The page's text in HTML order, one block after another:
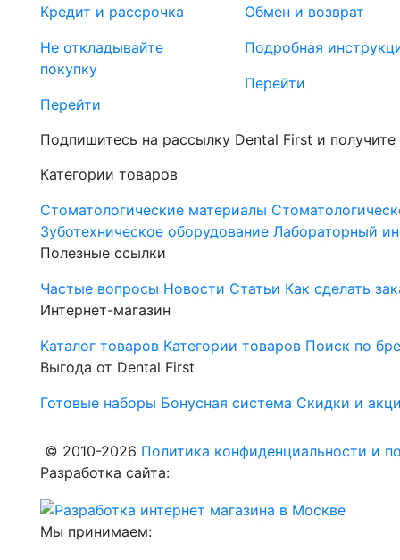
Кредит и рассрочка
Не откладывайте
покупку
Перейти
Обмен и возврат
Подробная
Перейти
Подпишитесь на рассылку Dental First и
Категории товаров
Стоматологические материалы
Зуботехническое оборудование Лабораторный
Полезные ссылки
Частые вопросы Новости Статьи Как сделать
Интернет-магазин
Каталог товаров Категории товаров Поиск по
Выгода от Dental First
Готовые наборы Бонусная система Скидки и
© 2010-2026 Политика конфиденциальности и
Разработка сайта:
Мы принимаем: